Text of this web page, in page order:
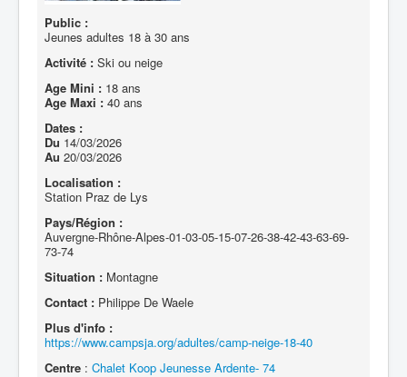
Public :
Jeunes adultes 18 à 30 ans
Activité : Ski ou neige
Age Mini : 18 ans
Age Maxi : 40 ans
Dates :
Du 14/03/2026
Au 20/03/2026
Localisation :
Station Praz de Lys
Pays/Région :
Auvergne-Rhône-Alpes-01-03-05-15-07-26-38-42-43-63-69-
73-74
Situation : Montagne
Contact : Philippe De Waele
Plus d'info :
https://www.campsja.org/adultes/camp-neige-18-40
Centre : Chalet Koop Jeunesse Ardente- 74